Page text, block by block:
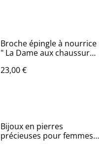
Broche épingle à nourrice
" La Dame aux chaussures
23,00 €
Bijoux en pierres
précieuses pour femmes